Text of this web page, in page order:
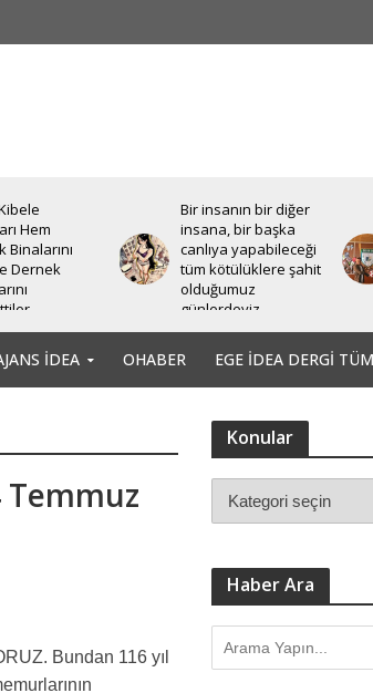
Hem
Binalarını
Dernek
Bir insanın bir diğer
insana, bir başka
canlıya yapabileceği
tüm kötülüklere şahit
olduğumuz
günlerdeyiz.
İDEA OHABER EGE İDEA DERGI
Bundan 116 yıl
Konular
Haber Ara